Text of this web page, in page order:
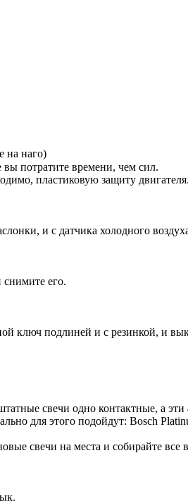
на наго)
потратите времени, чем сил.
пластиковую защиту двигателя.
и с датчика холодного
снимите его.
ключ подлиней и с резинкой, и
свечи одно контактные, а
для этого подойдут: Bosch
свечи на места и собирайте все